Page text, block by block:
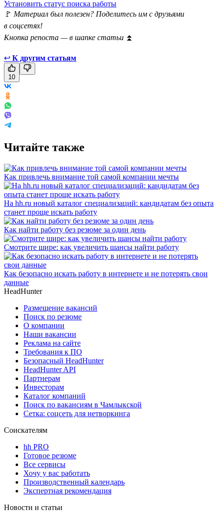
Установить статус поиска работы
🚩 Материал был полезен? Поделитесь им с друзьями
в соцсетях!
Кнопка репоста — в шапке статьи ⏫
↩ К другим статьям
10
Читайте также
Как привлечь внимание той самой компании мечты
На hh.ru новый каталог специализаций: кандидатам без опыта
станет проще искать работу
Как найти работу без резюме за один день
Смотрите шире: как увеличить шансы найти работу
Как безопасно искать работу в интернете и не потерять свои
данные
HeadHunter
Размещение вакансий
Поиск по резюме
О компании
Наши вакансии
Реклама на сайте
Требования к ПО
Безопасный HeadHunter
HeadHunter API
Партнерам
Инвесторам
Каталог компаний
Поиск по вакансиям в Чамлыкской
Сетка: соцсеть для нетворкинга
Соискателям
hh PRO
Готовое резюме
Все сервисы
Хочу у вас работать
Производственный календарь
Экспертная рекомендация
Новости и статьи